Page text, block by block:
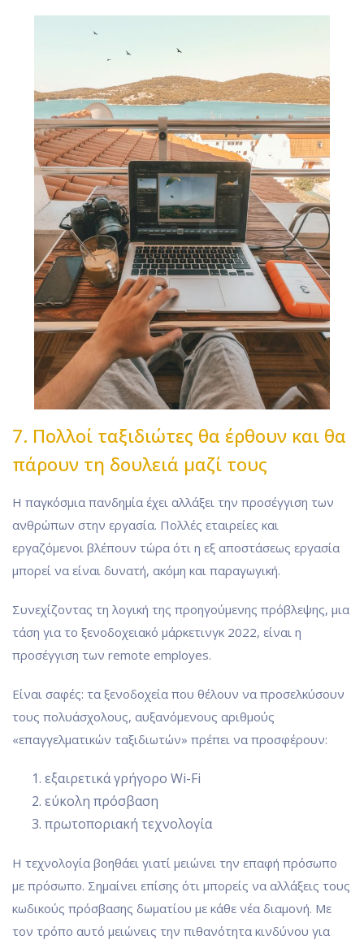
7. Πολλοί ταξιδιώτες θα έρθουν και θα
πάρουν τη δουλειά μαζί τους
Η παγκόσμια πανδημία έχει αλλάξει την προσέγγιση των
ανθρώπων στην εργασία. Πολλές εταιρείες και
εργαζόμενοι βλέπουν τώρα ότι η εξ αποστάσεως εργασία
μπορεί να είναι δυνατή, ακόμη και παραγωγική.
Συνεχίζοντας τη λογική της προηγούμενης πρόβλεψης, μια
τάση για το ξενοδοχειακό μάρκετινγκ 2022, είναι η
προσέγγιση των remote employes.
Είναι σαφές: τα ξενοδοχεία που θέλουν να προσελκύσουν
τους πολυάσχολους, αυξανόμενους αριθμούς
«επαγγελματικών ταξιδιωτών» πρέπει να προσφέρουν:
εξαιρετικά γρήγορο Wi-Fi
εύκολη πρόσβαση
πρωτοποριακή τεχνολογία
Η τεχνολογία βοηθάει γιατί μειώνει την επαφή πρόσωπο
με πρόσωπο. Σημαίνει επίσης ότι μπορείς να αλλάξεις τους
κωδικούς πρόσβασης δωματίου με κάθε νέα διαμονή. Με
τον τρόπο αυτό μειώνεις την πιθανότητα κινδύνου για